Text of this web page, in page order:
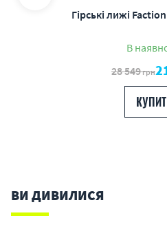
Гірські лижі
В
28 549грн
ВИ ДИВИЛИСЯ